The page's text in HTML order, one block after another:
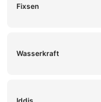
Fixsen
Wasserkraft